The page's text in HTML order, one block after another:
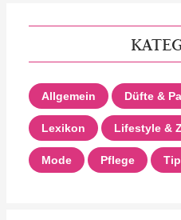
Allgemein Düfte &
Lexikon Lifestyle &
Mode Pflege